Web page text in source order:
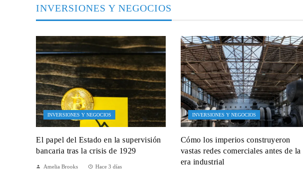
INVERSIONES Y NEGOCIOS
INVERSIONES Y NEGOCIOS
El papel del Estado en la supervisión
bancaria tras la crisis de 1929
Amelia Brooks Hace 3 días
INVERSIONES Y NEGOCIOS
Cómo los imperios construyeron
vastas redes comerciales antes de la
era industrial